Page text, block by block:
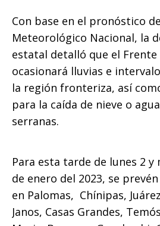
Con base en el pronóstico
Meteorológico Nacional, la
estatal detalló que el Frente
ocasionará lluvias e
la región fronteriza, así
para la caída de nieve o
serranas.
Para esta tarde de lunes 2 y
de enero del 2023, se
en Palomas, Chínipas,
Janos, Casas Grandes,